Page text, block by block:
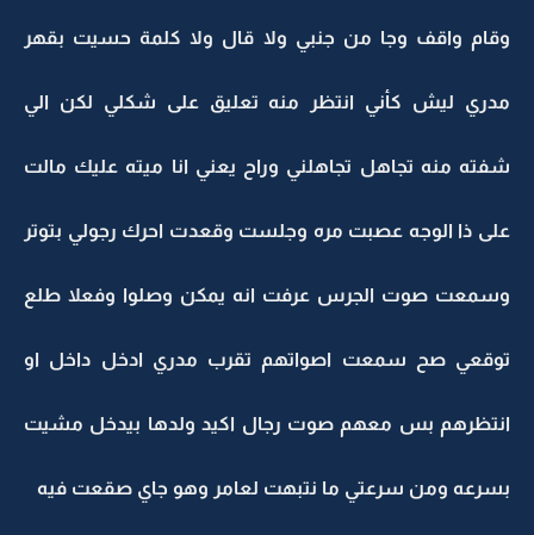
وقام واقف وجا من جنبي ولا قال ولا كلمة حسيت بقهر
مدري ليش كأني انتظر منه تعليق على شكلي لكن الي
شفته منه تجاهل تجاهلني وراح يعني انا ميته عليك مالت
على ذا الوجه عصبت مره وجلست وقعدت احرك رجولي بتوتر
وسمعت صوت الجرس عرفت انه يمكن وصلوا وفعلا طلع
توقعي صح سمعت اصواتهم تقرب مدري ادخل داخل او
انتظرهم بس معهم صوت رجال اكيد ولدها بيدخل مشيت
بسرعه ومن سرعتي ما نتبهت لعامر وهو جاي صقعت فيه